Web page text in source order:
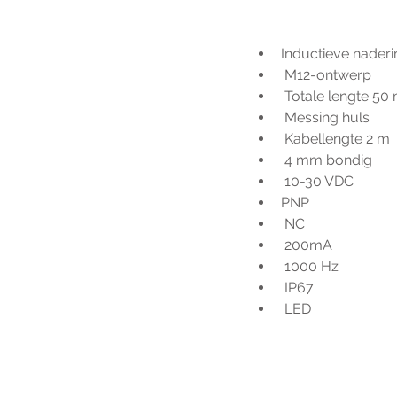
Inductieve
M12-ontwerp
Totale lengte 50
Messing huls
Kabellengte 2 m
4 mm bondig
10-30 VDC
PNP
NC
200mA
1000 Hz
IP67
LED